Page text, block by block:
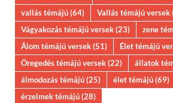
vallás témájú(64) Vallás témájú versek
Vágyakozás témájú versek(23) zene
Álom témájú versek(51) Élet témájú
Öregedés témájú versek(22) állatok
álmodozás témájú(25) élet témájú(69)
érzelmek témájú(28)